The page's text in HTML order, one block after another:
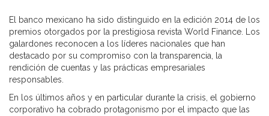
El banco mexicano ha sido distinguido en la edición 2014 de los
premios otorgados por la prestigiosa revista World Finance. Los
galardones reconocen a los líderes nacionales que han
destacado por su compromiso con la transparencia, la
rendición de cuentas y las prácticas empresariales
responsables.
En los últimos años y en particular durante la crisis, el gobierno
corporativo ha cobrado protagonismo por el impacto que las